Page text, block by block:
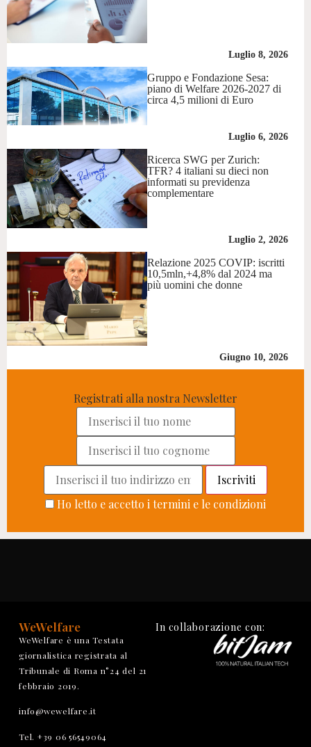
Luglio 8, 2026
Gruppo e Fondazione Sesa:
piano di Welfare 2026-2027 di
circa 4,5 milioni di Euro
Luglio 6, 2026
Ricerca SWG per Zurich:
TFR? 4 italiani su dieci non
informati su previdenza
complementare
Luglio 2, 2026
Relazione 2025 COVIP: iscritti
10,5mln,+4,8% dal 2024 ma
più uomini che donne
Giugno 10, 2026
Registrati alla nostra Newsletter
Ho letto e accetto i termini e le condizioni
WeWelfare
WeWelfare è una Testata
giornalistica registrata al
Tribunale di Roma n°24 del 21
febbraio 2019.
info@wewelfare.it
Tel. +39 06 56549064
In collaborazione con: